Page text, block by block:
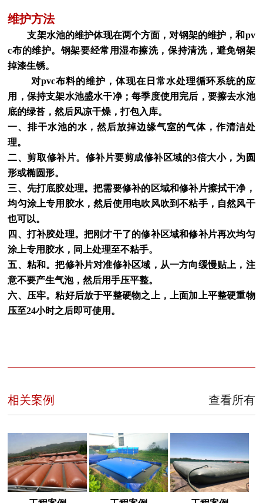
维护方法
支架水池的维护体现在两个方面，对钢架的维护，和pv
c布的维护。钢架要经常用湿布擦洗，保持清洗，避免钢架
掉漆生锈。
对pvc布料的维护，体现在日常水处理循环系统的应
用，保持支架水池盛水干净；每季度使用完后，要擦去水池
底的绿苔，然后风凉干燥，打包入库。
一、排干水池的水，然后放掉边缘气室的气体，作清洁处
理。
二、剪取修补片。修补片要剪成修补区域的3倍大小，为圆
形或椭圆形。
三、先打底胶处理。把需要修补的区域和修补片擦拭干净，
均匀涂上专用胶水，然后使用电吹风吹到不粘手，自然风干
也可以。
四、打补胶处理。把刚才干了的修补区域和修补片再次均匀
涂上专用胶水，同上处理至不粘手。
五、粘和。把修补片对准修补区域，从一方向缓慢贴上，注
意不要产生气泡，然后用手压平整。
六、压牢。粘好后放于平整硬物之上，上面加上平整硬重物
压至24小时之后即可使用。
查看所有
相关案例